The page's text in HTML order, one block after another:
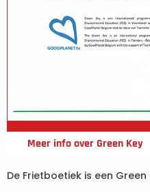
Meer info over Green Key
De Frietboetiek is een